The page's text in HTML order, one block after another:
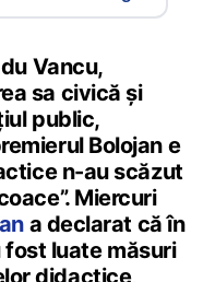
Vancu,
sa civică și
public,
Bolojan e
n-au scăzut
Miercuri
a declarat că în
fost luate măsuri
didactice,